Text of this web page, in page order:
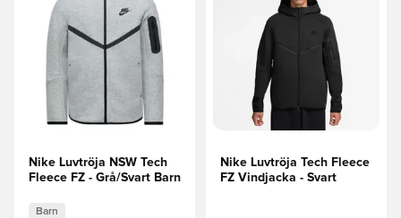
Nike Luvtröja NSW Tech
Fleece FZ - Grå/Svart Barn
Barn
Nike Luvtröja Tech Fleece
FZ Vindjacka - Svart